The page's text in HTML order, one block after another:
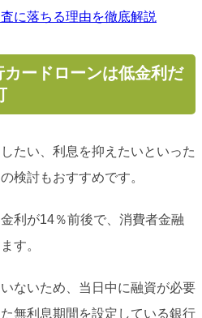
に落ちる理由を徹底解説
ードローンは低金利だ
たい、利息を抑えたいといった
検討もおすすめです。
利が14％前後で、消費者金融
す。
ないため、当日中に融資が必要
無利息期間を設定している銀行